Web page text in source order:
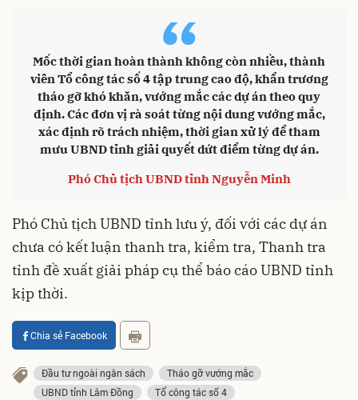
“
Mốc thời gian hoàn thành không còn nhiều, thành
viên Tổ công tác số 4 tập trung cao độ, khẩn trương
tháo gỡ khó khăn, vướng mắc các dự án theo quy
định. Các đơn vị rà soát từng nội dung vướng mắc,
xác định rõ trách nhiệm, thời gian xử lý để tham
mưu UBND tỉnh giải quyết dứt điểm từng dự án.
Phó Chủ tịch UBND tỉnh Nguyễn Minh
Phó Chủ tịch UBND tỉnh lưu ý, đối với các dự án
chưa có kết luận thanh tra, kiểm tra, Thanh tra
tỉnh đề xuất giải pháp cụ thể báo cáo UBND tỉnh
kịp thời.
Chia sẻ Facebook
Đầu tư ngoài ngân sách
Tháo gỡ vướng mắc
UBND tỉnh Lâm Đồng
Tổ công tác số 4